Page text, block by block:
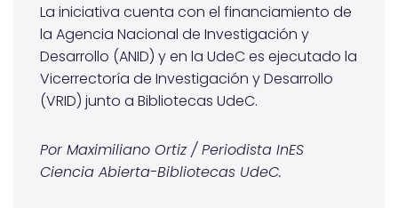
La iniciativa cuenta con el financiamiento de
la Agencia Nacional de Investigación y
Desarrollo (ANID) y en la UdeC es ejecutado la
Vicerrectoría de Investigación y Desarrollo
(VRID) junto a Bibliotecas UdeC.
Por Maximiliano Ortiz / Periodista InES
Ciencia Abierta-Bibliotecas UdeC.